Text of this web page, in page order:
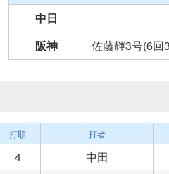
中日
阪神
佐藤輝3号(6回
打順 打者
4
中田